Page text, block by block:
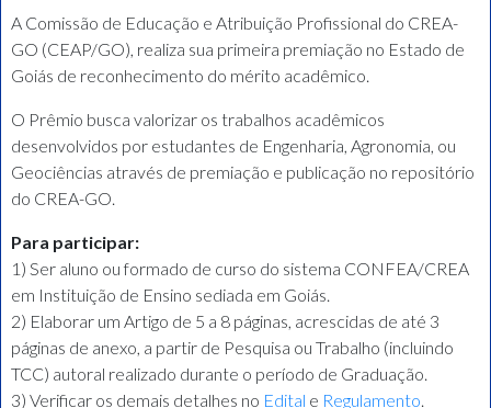
A Comissão de Educação e Atribuição Profissional do CREA-
GO (CEAP/GO), realiza sua primeira premiação no Estado de
Goiás de reconhecimento do mérito acadêmico.
O Prêmio busca valorizar os trabalhos acadêmicos
desenvolvidos por estudantes de Engenharia, Agronomia, ou
Geociências através de premiação e publicação no repositório
do CREA-GO.
Para participar:
1) Ser aluno ou formado de curso do sistema CONFEA/CREA
em Instituição de Ensino sediada em Goiás.
2) Elaborar um Artigo de 5 a 8 páginas, acrescidas de até 3
páginas de anexo, a partir de Pesquisa ou Trabalho (incluindo
TCC) autoral realizado durante o período de Graduação.
3) Verificar os demais detalhes no Edital e Regulamento.